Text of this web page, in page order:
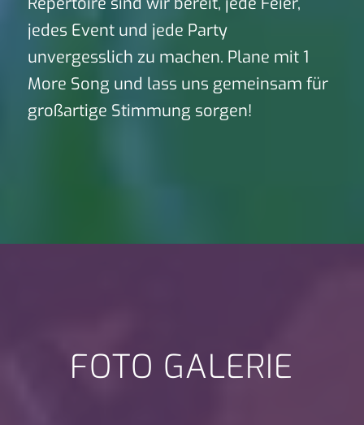
jedes Event und jede Party
unvergesslich zu machen. Plane mit 1
More Song und lass uns gemeinsam für
großartige Stimmung sorgen!
FOTO GALERIE